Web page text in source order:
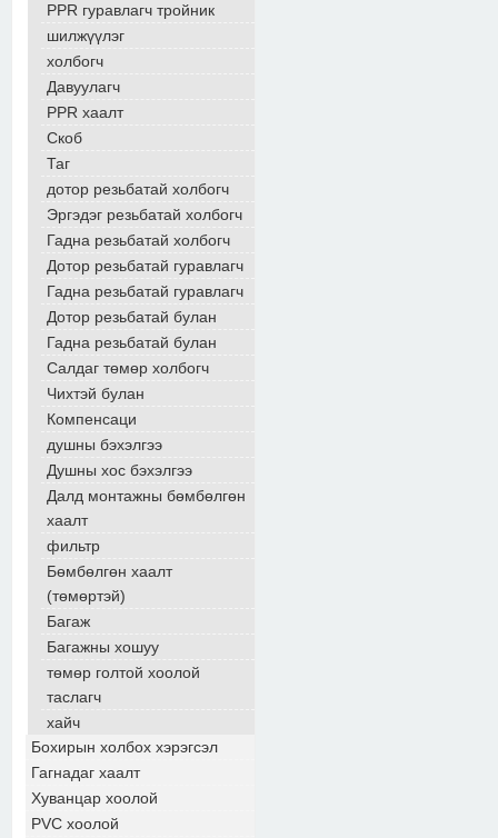
PPR гуравлагч тройник
шилжүүлэг
холбогч
Давуулагч
PPR хаалт
Скоб
Таг
дотор резьбатай холбогч
Эргэдэг резьбатай холбогч
Гадна резьбатай холбогч
Дотор резьбатай гуравлагч
Гадна резьбатай гуравлагч
Дотор резьбатай булан
Гадна резьбатай булан
Салдаг төмөр холбогч
Чихтэй булан
Компенсаци
душны бэхэлгээ
Душны хос бэхэлгээ
Далд монтажны бөмбөлгөн
хаалт
фильтр
Бөмбөлгөн хаалт
(төмөртэй)
Багаж
Багажны хошуу
төмөр голтой хоолой
таслагч
хайч
Бохирын холбох хэрэгсэл
Гагнадаг хаалт
Хуванцар хоолой
PVC хоолой